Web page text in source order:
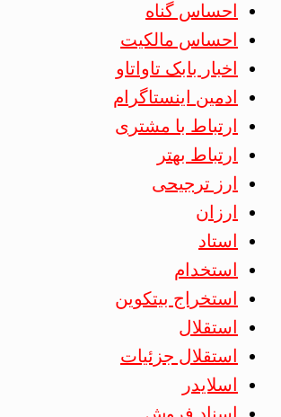
احساس گناه
احساس مالکیت
اخبار بابک تاواتاو
ادمین اینستاگرام
ارتباط با مشتری
ارتباط بهتر
ارز ترجیحی
ارزان
استاد
استخدام
استخراج بیتکوین
استقلال
استقلال جزئیات
اسلایدر